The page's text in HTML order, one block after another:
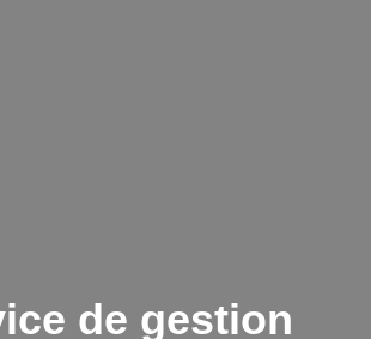
de gestion